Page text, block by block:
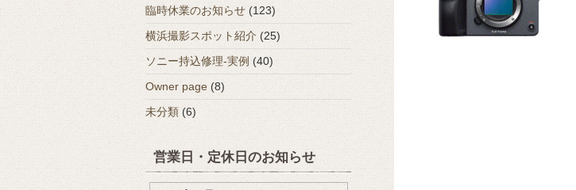
臨時休業のお知らせ (123)
横浜撮影スポット紹介 (25)
ソニー持込修理-実例 (40)
Owner page (8)
未分類 (6)
営業日・定休日のお知らせ